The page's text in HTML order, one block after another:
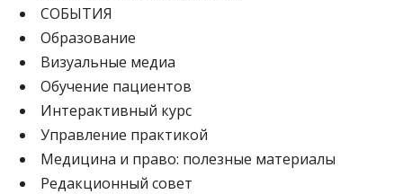
СОБЫТИЯ
Образование
Визуальные медиа
Обучение пациентов
Интерактивный курс
Управление практикой
Медицина и право: полезные материалы
Редакционный совет